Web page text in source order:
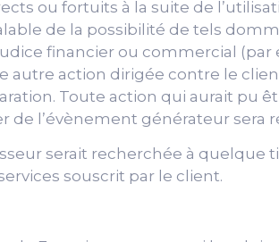
ou fortuits à la suite de
de la possibilité de tels
financier ou commercial
action dirigée contre le
Toute action qui aurait pu
de l’évènement générateur sera
serait recherchée à quelque
souscrit par le client.